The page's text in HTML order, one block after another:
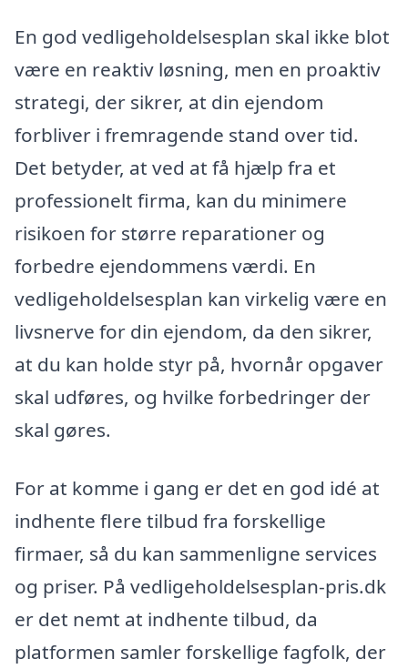
En god vedligeholdelsesplan skal ikke blot
være en reaktiv løsning, men en proaktiv
strategi, der sikrer, at din ejendom
forbliver i fremragende stand over tid.
Det betyder, at ved at få hjælp fra et
professionelt firma, kan du minimere
risikoen for større reparationer og
forbedre ejendommens værdi. En
vedligeholdelsesplan kan virkelig være en
livsnerve for din ejendom, da den sikrer,
at du kan holde styr på, hvornår opgaver
skal udføres, og hvilke forbedringer der
skal gøres.
For at komme i gang er det en god idé at
indhente flere tilbud fra forskellige
firmaer, så du kan sammenligne services
og priser. På vedligeholdelsesplan-pris.dk
er det nemt at indhente tilbud, da
platformen samler forskellige fagfolk, der